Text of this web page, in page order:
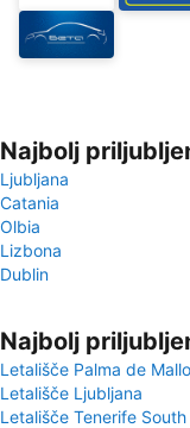
Najbolj
Ljubljana
Catania
Olbia
Lizbona
Dublin
Najbolj
Letališče Palma de
Letališče Ljubljana
Letališče Tenerife South